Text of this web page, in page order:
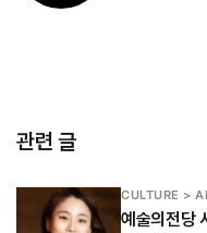
관련 글
CULTURE >
예술의전당